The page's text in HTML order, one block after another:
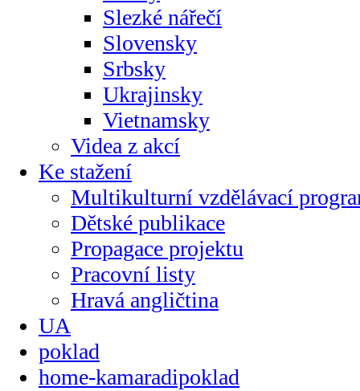
Slezké nářečí
Slovensky
Srbsky
Ukrajinsky
Vietnamsky
Videa z akcí
Ke stažení
Multikulturní vzdělávací
Dětské publikace
Propagace projektu
Pracovní listy
Hravá angličtina
UA
poklad
home-kamaradipoklad